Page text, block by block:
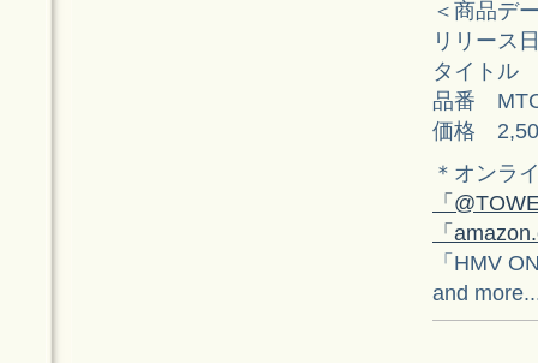
＜商品デ
リリース
タイト
品番
価格
＊オンラ
「
「
「HMV
and